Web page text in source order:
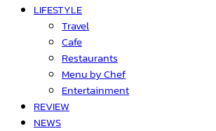
LIFESTYLE
Travel
Cafe
Restaurants
Menu by Chef
Entertainment
REVIEW
NEWS